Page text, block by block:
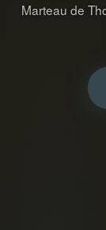
Marteau de